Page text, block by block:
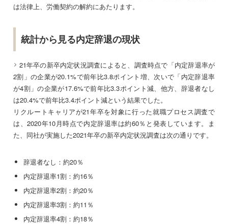
は法律上、労働契約の解約にあたります。
統計から見る内定辞退の現状
21年卒の新卒内定状況調査によると、調査時点で「内定辞退率が
2割」の企業が20.1%で前年比3.8ポイント増、次いで「内定辞退率
が4割」の企業が17.6%で前年比3.3ポイント減、他方、辞退者なし
は20.4%で前年比3.4ポイント減という結果でした。
リクルートキャリアが21年卒を対象に行った就職プロセス調査で
は、2020年10月時点で内定辞退率は約60％と発表しています。ま
た、同社が実施した2021年卒の新卒内定状況調査は次の通りです。
辞退者なし：約20％
内定辞退率1割：約16％
内定辞退率2割：約20％
内定辞退率3割：約11％
内定辞退率4割：約18％